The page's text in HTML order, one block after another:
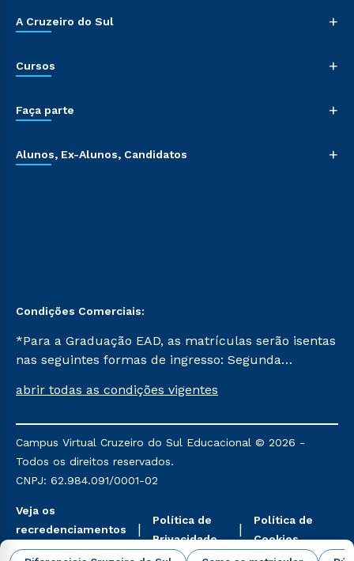
A Cruzeiro do Sul +
Cursos +
Faça parte +
Alunos, Ex-Alunos, Candidatos +
Condições Comerciais:
*Para a Graduação EAD, as matrículas serão isentas
nas seguintes formas de ingresso: Segunda
Já para as demais, a taxa de matrícula será de R$
mencionadas são referentes aos cursos: Ensino
Religioso, Geografia para a Docência e Metodologia
do Ensino de História: Questões Atuais.
abrir todas as condições vigentes
Campus Virtual Cruzeiro do Sul Educacional © 2026 -
Todos os direitos reservados.
CNPJ: 62.984.091/0001-02
Veja os
recredenciamentos
aqui
Política de
Privacidade
Política de
Cookies